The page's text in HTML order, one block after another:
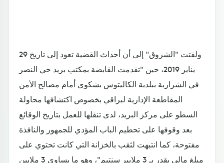
ولفتت "الشروق" إلى أن أحداث القضية تعود إلى تاريخ 29
يناير 2019، حين "تقدمت القابضة بمكتب بريد حي النصر
في الشراربة ببلدية الكاليتوس بشكوى أمام مصالح الأمن
المقاطعة الإدارية لبراقي بخصوص اكتشافها محاولة
السطو على مركز البريد، لدى تنقلها للعمل بتاريخ الوقائع
بعد وقوفها على تحطيم الباب المؤدي للجمهور والنافذة
مفتوحة، كما انتبهت لثقب بالخزانة التي كانت تحتوي على
مبلغ مالي يقدر بـ 3 ملايير سنتيم"، وهو ما يساوي 3 ملايين